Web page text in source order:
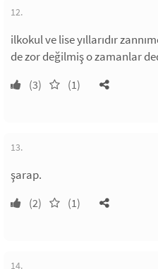
12.
ilkokul ve lise yıllarıdır
de zor değilmiş o zamanlar
(3) (1)
13.
şarap.
(2) (1)
14.